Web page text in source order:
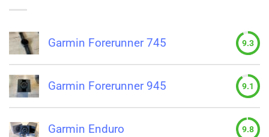
Garmin Forerunner 745 9.3
Garmin Forerunner 945 9.1
Garmin Enduro 9.8